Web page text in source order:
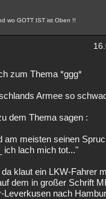
wo GOTT IST ist Oben !!
zum Thema *ggg*
Armee so
dem Thema sagen :
am meisten seinen
ich lach mich tot..."
klaut ein LKW-Fahrer
dem in großer Schrift
Leverkusen nach